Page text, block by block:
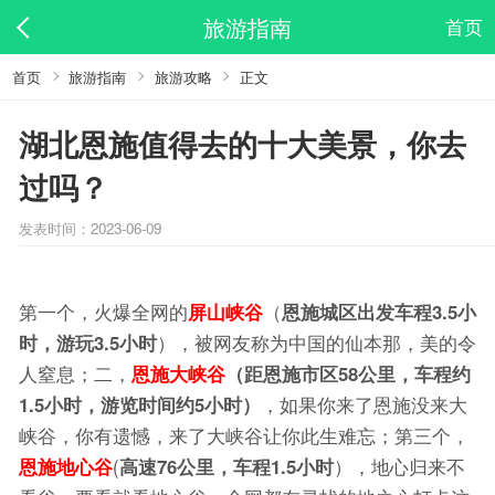
旅游指南 首页
首页 旅游指南 旅游攻略 正文
湖北恩施值得去的十大美景，你去
过吗？
发表时间：2023-06-09
第一个，火爆全网的屏山峡谷（恩施城区出发车程3.5小
时，游玩3.5小时），被网友称为中国的仙本那，美的令
人窒息；二， 恩施大峡谷（距恩施市区58公里，车程约
1.5小时，游览时间约5小时）
，如果你来了恩施没来大
峡谷，你有遗憾，来了大峡谷让你此生难忘；第三个，
恩施地心谷(高速76公里，车程1.5小时），地心归来不